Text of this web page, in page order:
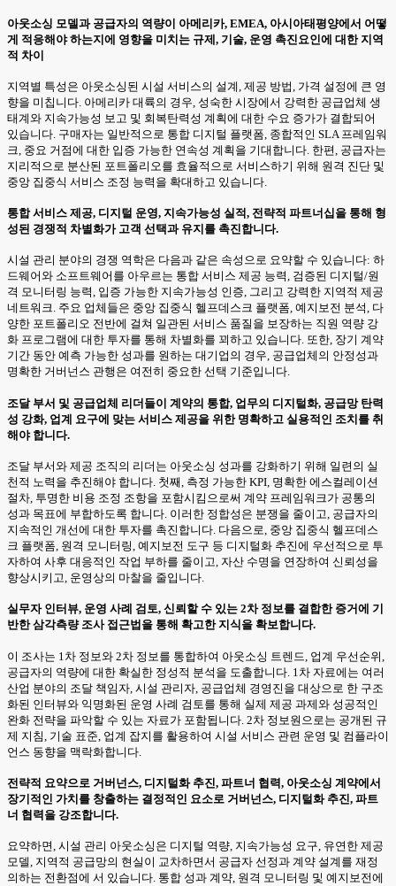
아웃소싱 모델과 공급자의 역량이 아메리카, EMEA, 아시아태평양에서 어떻
게 적응해야 하는지에 영향을 미치는 규제, 기술, 운영 촉진요인에 대한 지역
적 차이
지역별 특성은 아웃소싱된 시설 서비스의 설계, 제공 방법, 가격 설정에 큰 영
향을 미칩니다. 아메리카 대륙의 경우, 성숙한 시장에서 강력한 공급업체 생
태계와 지속가능성 보고 및 회복탄력성 계획에 대한 수요 증가가 결합되어
있습니다. 구매자는 일반적으로 통합 디지털 플랫폼, 종합적인 SLA 프레임워
크, 중요 거점에 대한 입증 가능한 연속성 계획을 기대합니다. 한편, 공급자는
지리적으로 분산된 포트폴리오를 효율적으로 서비스하기 위해 원격 진단 및
중앙 집중식 서비스 조정 능력을 확대하고 있습니다.
통합 서비스 제공, 디지털 운영, 지속가능성 실적, 전략적 파트너십을 통해 형
성된 경쟁적 차별화가 고객 선택과 유지를 촉진합니다.
시설 관리 분야의 경쟁 역학은 다음과 같은 속성으로 요약할 수 있습니다: 하
드웨어와 소프트웨어를 아우르는 통합 서비스 제공 능력, 검증된 디지털/원
격 모니터링 능력, 입증 가능한 지속가능성 인증, 그리고 강력한 지역적 제공
네트워크. 주요 업체들은 중앙 집중식 헬프데스크 플랫폼, 예지보전 분석, 다
양한 포트폴리오 전반에 걸쳐 일관된 서비스 품질을 보장하는 직원 역량 강
화 프로그램에 대한 투자를 통해 차별화를 꾀하고 있습니다. 또한, 장기 계약
기간 동안 예측 가능한 성과를 원하는 대기업의 경우, 공급업체의 안정성과
명확한 거버넌스 관행은 여전히 중요한 선택 기준입니다.
조달 부서 및 공급업체 리더들이 계약의 통합, 업무의 디지털화, 공급망 탄력
성 강화, 업계 요구에 맞는 서비스 제공을 위한 명확하고 실용적인 조치를 취
해야 합니다.
조달 부서와 제공 조직의 리더는 아웃소싱 성과를 강화하기 위해 일련의 실
천적 노력을 추진해야 합니다. 첫째, 측정 가능한 KPI, 명확한 에스컬레이션
절차, 투명한 비용 조정 조항을 포함시킴으로써 계약 프레임워크가 공통의
성과 목표에 부합하도록 합니다. 이러한 정합성은 분쟁을 줄이고, 공급자의
지속적인 개선에 대한 투자를 촉진합니다. 다음으로, 중앙 집중식 헬프데스
크 플랫폼, 원격 모니터링, 예지보전 도구 등 디지털화 추진에 우선적으로 투
자하여 사후 대응적인 작업 부하를 줄이고, 자산 수명을 연장하여 신뢰성을
향상시키고, 운영상의 마찰을 줄입니다.
실무자 인터뷰, 운영 사례 검토, 신뢰할 수 있는 2차 정보를 결합한 증거에 기
반한 삼각측량 조사 접근법을 통해 확고한 지식을 확보합니다.
이 조사는 1차 정보와 2차 정보를 통합하여 아웃소싱 트렌드, 업계 우선순위,
공급자의 역량에 대한 확실한 정성적 분석을 도출합니다. 1차 자료에는 여러
산업 분야의 조달 책임자, 시설 관리자, 공급업체 경영진을 대상으로 한 구조
화된 인터뷰와 익명화된 운영 사례 검토를 통해 실제 제공 과제와 성공적인
완화 전략을 파악할 수 있는 자료가 포함됩니다. 2차 정보원으로는 공개된 규
제 지침, 기술 표준, 업계 잡지를 활용하여 시설 서비스 관련 운영 및 컴플라이
언스 동향을 맥락화합니다.
전략적 요약으로 거버넌스, 디지털화 추진, 파트너 협력, 아웃소싱 계약에서
장기적인 가치를 창출하는 결정적인 요소로 거버넌스, 디지털화 추진, 파트
너 협력을 강조합니다.
요약하면, 시설 관리 아웃소싱은 디지털 역량, 지속가능성 요구, 유연한 제공
모델, 지역적 공급망의 현실이 교차하면서 공급자 선정과 계약 설계를 재정
의하는 전환점에 서 있습니다. 통합 성과 계약, 원격 모니터링 및 예지보전에